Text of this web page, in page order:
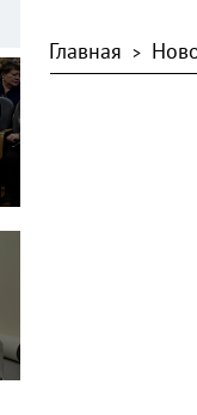
Главная >